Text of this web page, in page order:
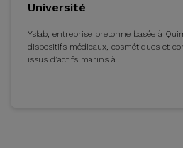
Université
Yslab, entreprise bretonne basée à
dispositifs médicaux, cosmétiques et
issus d’actifs marins à...